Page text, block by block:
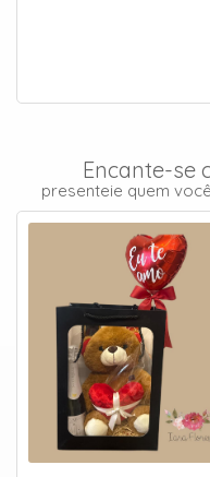
Encante-se
presenteie quem